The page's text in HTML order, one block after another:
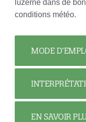
luzerne dans de
conditions météo.
MODE
EN SAVOIR